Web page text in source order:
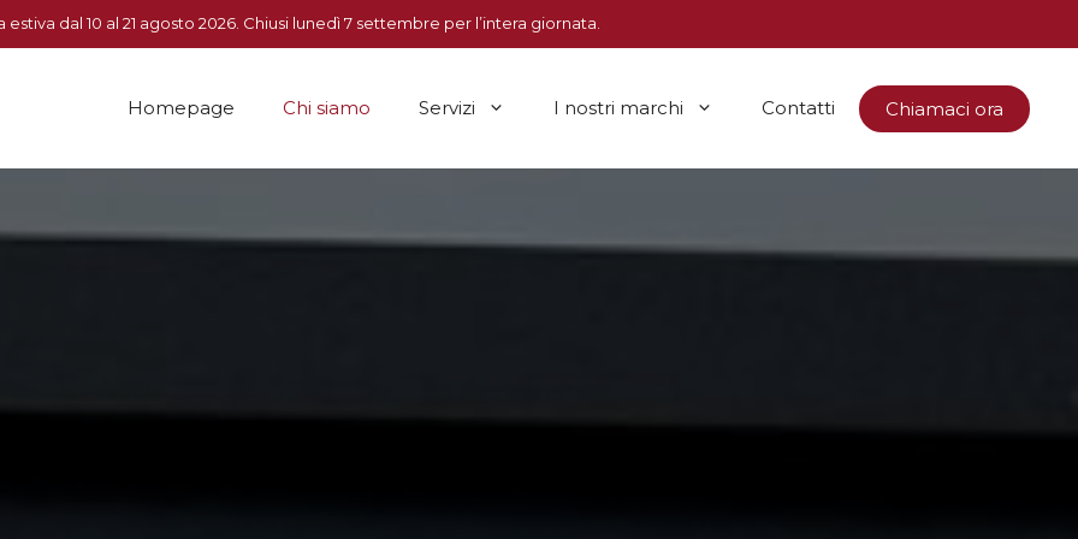
estiva dal 10 al 21 agosto 2026. Chiusi lunedì 7 settembre per l’intera giornata.
Homepage Chi siamo Servizi I nostri marchi Contatti Chiamaci ora